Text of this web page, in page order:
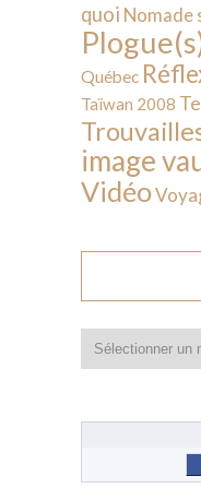
quoi Nomade
Québec
Taïwan 2008
image
Vidéo